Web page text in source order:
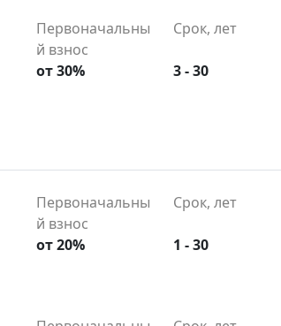
Первоначальны
й взнос
Срок, лет
от 30% 3 - 30
Первоначальны
й взнос
Срок, лет
от 20% 1 - 30